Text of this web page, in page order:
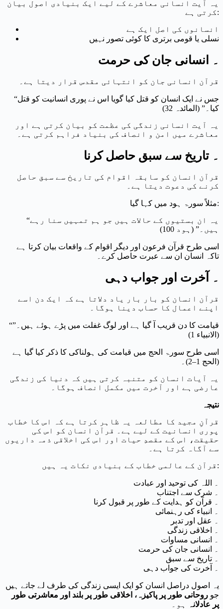
یہ آیت انسانی معاشرے کے لیے ایک بنیادی اصول بیان
کرتی ہے:
انسانوں کی اصل ایک ہے
نسلی یا قومی برتری کا کوئی تصور نہیں
۔ انسانی جان کی حرمت
قرآن انسانی جان کو انتہائی مقدس قرار دیتا ہے۔
“جس نے ایک انسان کو قتل کیا گویا اس نے پوری انسانیت کو قتل
کیا۔” (المائدہ 32)
یہ آیت انسانی زندگی کی عظمت کو بیان کرتی ہے اور
معاشرے میں امن و انصاف کی بنیاد فراہم کرتی ہے۔
۔ تاریخ سے سبق حاصل کرنا
قرآن انسان کو سابقہ اقوام کی تاریخ سے سبق حاصل
کرنے کی دعوت دیتا ہے۔
مثلاً سورۃ ہود میں کہا گیا:
“یہ ان بستیوں کے حالات ہیں جو ہم تمہیں سنا رہے
ہیں۔” (ہود 100)
اسی طرح قرآن فرعون اور دیگر اقوام کے واقعات بیان کرتا ہے
تاکہ انسان ان سے عبرت حاصل کرے۔
۔ آخرت اور جواب دہی
قرآن انسان کو بار بار یاد دلاتا ہے کہ ایک دن اسے
اپنے اعمال کا حساب دینا ہوگا۔
“قیامت کا دن قریب آ گیا ہے اور لوگ غفلت میں پڑے ہوئے ہیں۔”
(الانبیاء 1)
اسی طرح سورۃ الحج میں قیامت کی ہولناکی کا ذکر کیا گیا ہے
(الحج 1–2)۔
یہ آیات انسان کو متنبہ کرتی ہیں کہ دنیا کی زندگی
عارضی ہے اور آخرت میں مکمل انصاف ہوگا۔
نتیجہ
قرآنِ مجید کا مطالعہ یہ ظاہر کرتا ہے کہ اس کا خطاب
پوری انسانیت کے لیے ہے۔ قرآن انسان کو اس کی
حقیقت، اس کے مقصدِ حیات اور اس کی اخلاقی ذمہ داریوں
سے آگاہ کرتا ہے۔
قرآن کے عالمی خطاب کے بنیادی نکات یہ ہیں:
۔ اللہ کی توحید اور عبادت
۔ شرک سے اجتناب
۔ قرآن کو ہدایت کے طور پر قبول کرنا
۔ انبیاء کی رہنمائی
۔ عقل اور تدبر
۔ اخلاقی زندگی
۔ انسانی مساوات
۔ انسانی جان کی حرمت
۔ تاریخ سے سبق
۔ آخرت کی جواب دہی
یہ اصول دراصل انسان کو ایک ایسی زندگی کی طرف لے جاتے ہیں
جو روحانی طور پر پاکیزہ، اخلاقی طور پر بلند اور معاشرتی طور
پر عادلانہ
ہو۔